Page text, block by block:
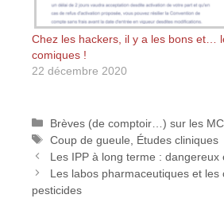
Chez les hackers, il y a les bons et…
comiques !
22 décembre 2020
Catégories
Brèves (de comptoir…) sur les
Étiquettes
Coup de gueule
Études cliniques
Les IPP à long terme :
Les labos pharmaceutiques et
pesticides